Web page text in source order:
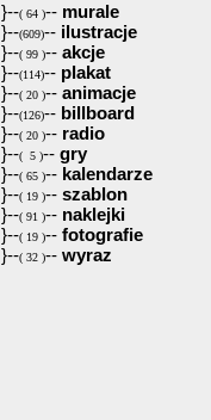
}--( 64 )-- murale
}--(609)-- ilustracje
}--( 99 )-- akcje
}--(114)-- plakat
}--( 20 )-- animacje
}--(126)-- billboard
}--( 20 )-- radio
}--( 5 )-- gry
}--( 65 )-- kalendarze
}--( 19 )-- szablon
}--( 91 )-- naklejki
}--( 19 )-- fotografie
}--( 32 )-- wyraz